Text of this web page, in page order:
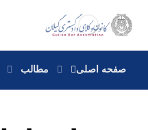
صفحه اصلی مطالب